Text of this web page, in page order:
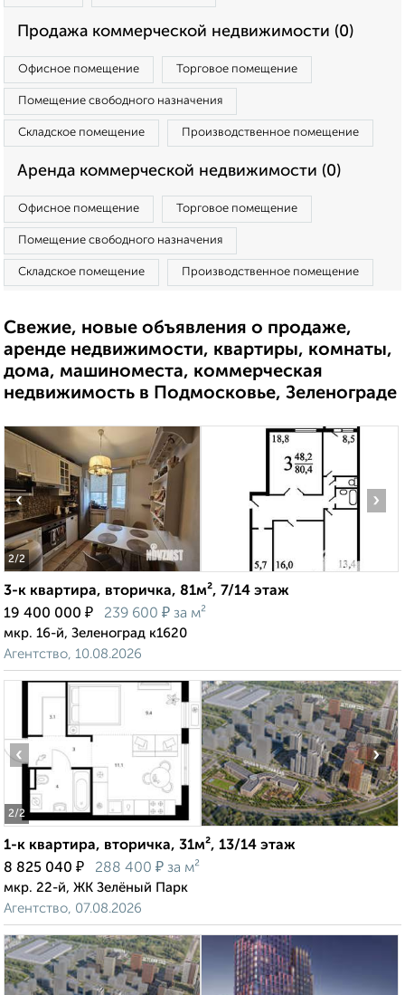
Продажа коммерческой недвижимости (0)
Офисное помещение Торговое помещение
Помещение свободного назначения
Складское помещение Производственное помещение
Аренда коммерческой недвижимости (0)
Офисное помещение Торговое помещение
Помещение свободного назначения
Складское помещение Производственное помещение
Свежие, новые объявления о продаже,
аренде недвижимости, квартиры, комнаты,
дома, машиноместа, коммерческая
недвижимость в Подмосковье, Зеленограде
2/2
‹ ›
3-к квартира, вторичка, 81м², 7/14 этаж
19 400 000 ₽ 239 600 ₽ за м²
мкр. 16-й, Зеленоград к1620
Агентство, 10.08.2026
2/2
‹ ›
1-к квартира, вторичка, 31м², 13/14 этаж
8 825 040 ₽ 288 400 ₽ за м²
мкр. 22-й, ЖК Зелёный Парк
Агентство, 07.08.2026